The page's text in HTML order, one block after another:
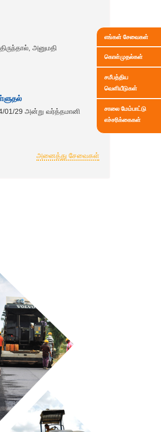
அனுமதி
01/29 அன்று வர்த்தமானி
அனைத்து சேவைகள்
எங்கள் சேவைகள்
கொள்முதல்கள்
சமீபத்திய
வெளியீடுகள்
சாலை மேம்பாட்டு
எச்சரிக்கைகள்